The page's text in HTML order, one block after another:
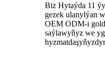
Biz Hytaýda 11
gezek ulanylýan
OEM ODM-i
saýlawyňyz we